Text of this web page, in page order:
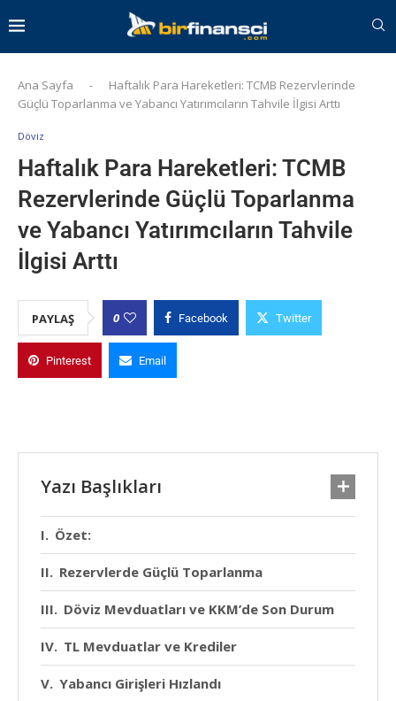
Ana Sayfa -
Haftalık Para Hareketleri: TCMB Rezervlerinde
Güçlü Toparlanma ve Yabancı Yatırımcıların Tahvile İlgisi Arttı
Döviz
Haftalık Para Hareketleri: TCMB
Rezervlerinde Güçlü Toparlanma
ve Yabancı Yatırımcıların Tahvile
İlgisi Arttı
PAYLAŞ 0 Facebook Twitter
Pinterest Email
Yazı Başlıkları
Özet:
Rezervlerde Güçlü Toparlanma
Döviz Mevduatları ve KKM’de Son Durum
TL Mevduatlar ve Krediler
Yabancı Girişleri Hızlandı